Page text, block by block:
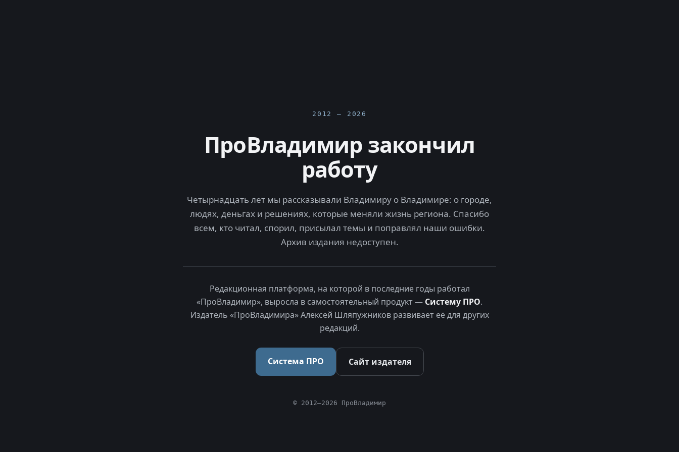
2012 — 2026
ПроВладимир закончил
работу
Четырнадцать лет мы рассказывали Владимиру о Владимире: о городе,
людях, деньгах и решениях, которые меняли жизнь региона. Спасибо
всем, кто читал, спорил, присылал темы и поправлял наши ошибки.
Архив издания недоступен.
Редакционная платформа, на которой в последние годы работал
«ПроВладимир», выросла в самостоятельный продукт — Систему ПРО.
Издатель «ПроВладимира» Алексей Шляпужников развивает её для других
редакций.
Система ПРО Сайт издателя
© 2012–2026 ПроВладимир